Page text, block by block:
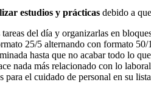
estudios y prácticas debido a
del día y organizarlas en
25/5 alternando con formato 50/
hasta que no acabar todo lo
nada más relacionado con lo
para el cuidado de personal en su